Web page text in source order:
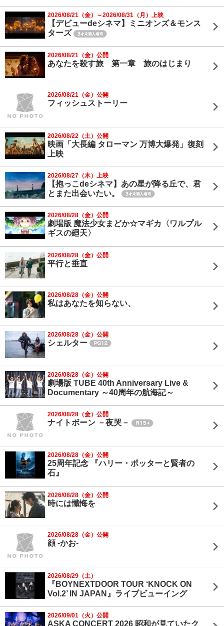
2026/08/21（金）～2026/08/31（月）上映
【デビューdeシネマ】ミニオンズ＆モンス
ターズ
2026/08/21（金）公開
あなたを殺す旅 第一章 旅のはじまり
2026/08/21（金）公開
フィッシュストーリー
2026/08/22（土）公開
映画「大長編 タローマン 万博大爆発」復刻
上映
2026/08/27（木）上映
【抱っこdeシネマ】あの星が降る丘で、君
とまた出会いたい。
2026/08/28（金）公開
劇場版 魔法少女まどか☆マギカ〈ワルプル
ギスの廻天〉
2026/08/28（金）公開
平行と垂直
2026/08/28（金）公開
私はあなたを知らない、
2026/08/28（金）公開
シェルター
2026/08/28（金）公開
劇場版 TUBE 40th Anniversary Live &
Documentary ～40周年の航海記～
2026/08/28（金）公開
ナイトボーン －夜哭－
2026/08/28（金）公開
25周年記念 『ハリー・ポッターと賢者の
石』
2026/08/28（金）公開
時には懺悔を
2026/08/28（金）公開
顔 -かお-
2026/08/29（土）
『BOYNEXTDOOR TOUR ‘KNOCK ON
Vol.2’ IN JAPAN』ライブビューイング
2026/09/01（火）公開
ASKA CONCERT 2026 昭和が見ていたク